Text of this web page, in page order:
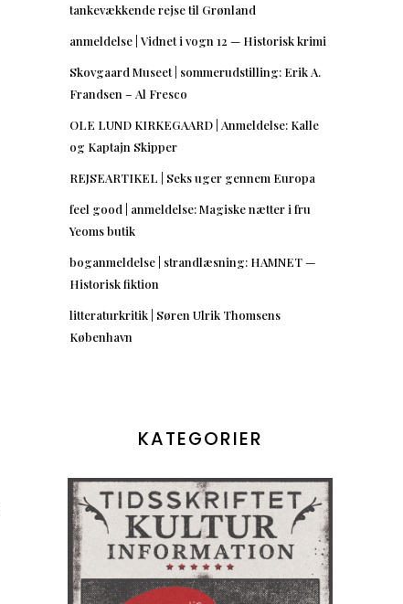
tankevækkende rejse til Grønland
anmeldelse | Vidnet i vogn 12 — Historisk krimi
Skovgaard Museet | sommerudstilling: Erik A.
Frandsen – Al Fresco
OLE LUND KIRKEGAARD | Anmeldelse: Kalle
og Kaptajn Skipper
REJSEARTIKEL | Seks uger gennem Europa
feel good | anmeldelse: Magiske nætter i fru
Yeoms butik
boganmeldelse | strandlæsning: HAMNET —
Historisk fiktion
litteraturkritik | Søren Ulrik Thomsens
København
KATEGORIER